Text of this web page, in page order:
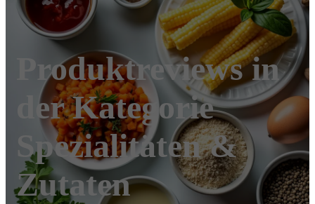
Produktreviews in
der Kategorie
Spezialitäten &
Zutaten